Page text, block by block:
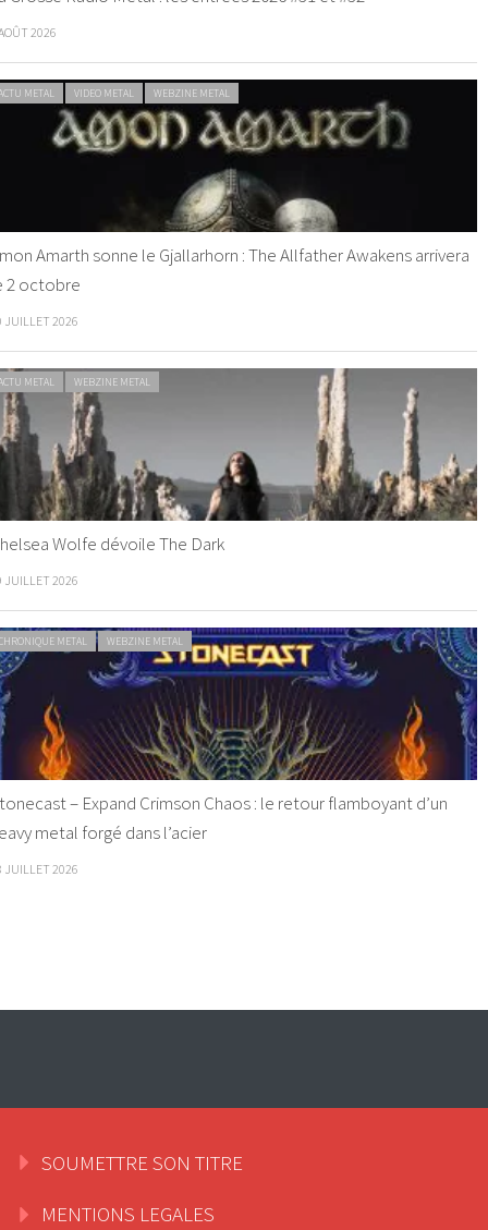
2026
METAL VIDEO METAL WEBZINE METAL
Amarth sonne le Gjallarhorn : The Allfather Awakens arrivera
2 octobre
JUILLET 2026
METAL WEBZINE METAL
Wolfe dévoile The Dark
JUILLET 2026
METAL WEBZINE METAL
– Expand Crimson Chaos : le retour flamboyant d’un
metal forgé dans l’acier
JUILLET 2026
SOUMETTRE SON TITRE
MENTIONS LEGALES